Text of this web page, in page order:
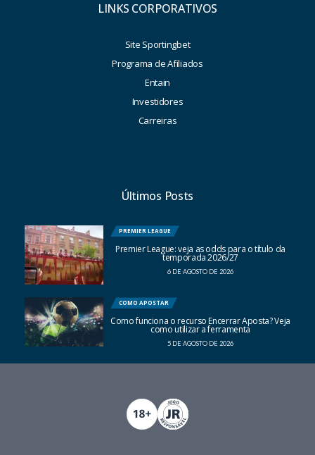
LINKS CORPORATIVOS
Site Sportingbet
Programa de Afiliados
Entain
Investidores
Carreiras
Últimos Posts
PREMIER LEAGUE
Premier League: veja as odds para o título da
temporada 2026/27
6 DE AGOSTO DE 2026
COMO APOSTAR
Como funciona o recurso Encerrar Aposta? Veja
como utilizar a ferramenta
5 DE AGOSTO DE 2026